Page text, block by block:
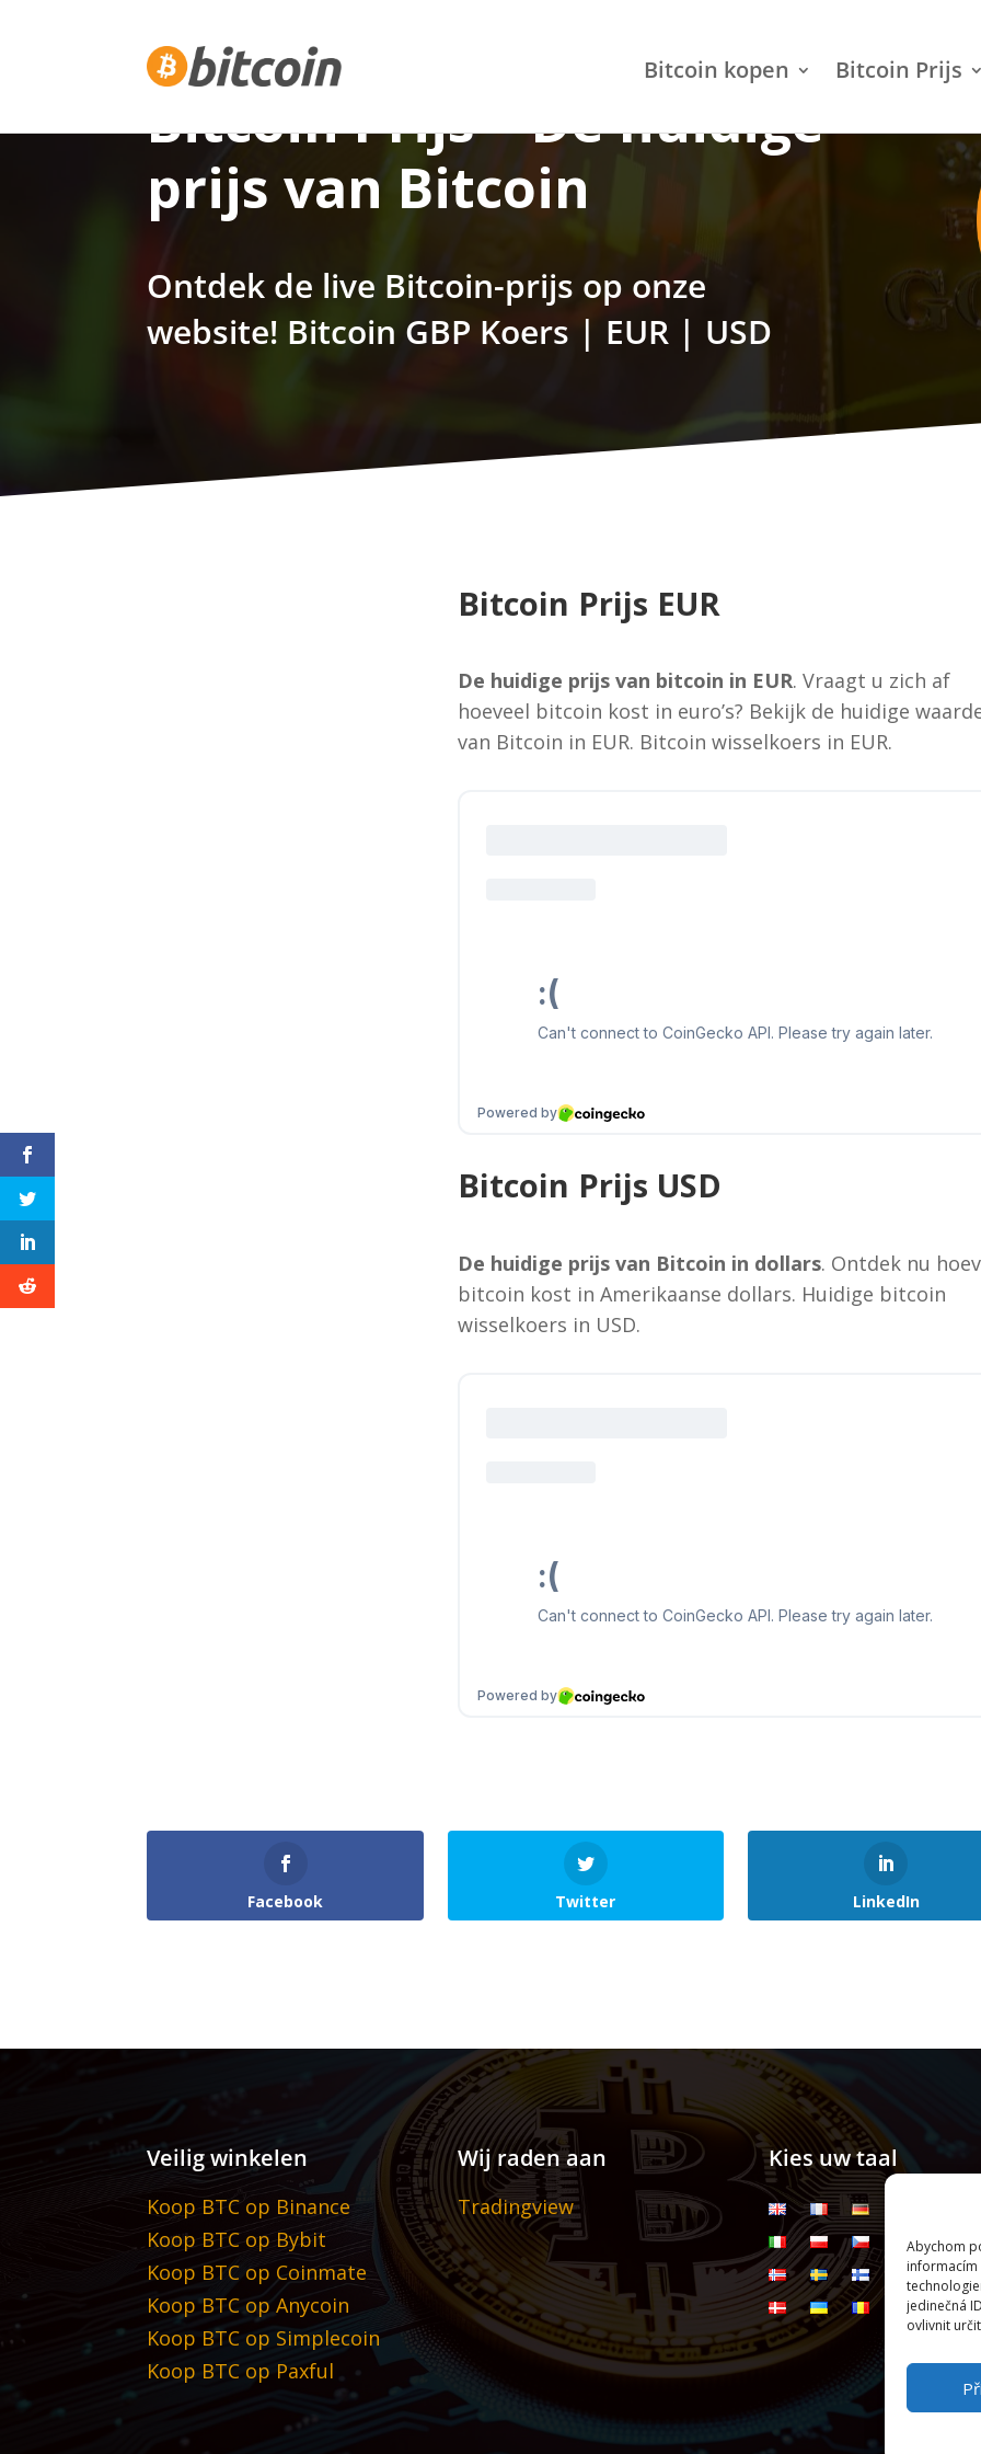
Abychom
informacím
jedinečná
ovlivnit
Bitcoin kopen Bitcoin Prijs
Bitcoin Prijs – De huidige
prijs van Bitcoin
Ontdek de live Bitcoin-prijs op onze
website! Bitcoin GBP Koers | EUR | USD
Bitcoin Prijs EUR
De huidige prijs van bitcoin in EUR. Vraagt u zich af
hoeveel bitcoin kost in euro’s? Bekijk de huidige
van Bitcoin in EUR. Bitcoin wisselkoers in EUR.
Bitcoin Prijs USD
De huidige prijs van Bitcoin in dollars. Ontdek nu
bitcoin kost in Amerikaanse dollars. Huidige bitcoin
wisselkoers in USD.
Facebook Twitter LinkedIn
Veilig winkelen
Koop BTC op Binance
Koop BTC op Bybit
Koop BTC op Coinmate
Koop BTC op Anycoin
Koop BTC op Simplecoin
Koop BTC op Paxful
Wij raden aan
Tradingview
Kies uw taal